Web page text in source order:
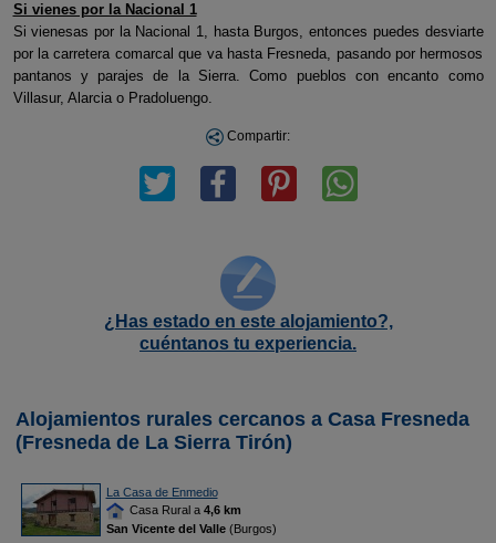
Si vienes por la Nacional 1
Si vienesas por la Nacional 1, hasta Burgos, entonces puedes desviarte
por la carretera comarcal que va hasta Fresneda, pasando por hermosos
pantanos y parajes de la Sierra. Como pueblos con encanto como
Villasur, Alarcia o Pradoluengo.
Compartir:
¿Has estado en este alojamiento?,
cuéntanos tu experiencia.
Alojamientos rurales cercanos a Casa Fresneda
(Fresneda de La Sierra Tirón)
La Casa de Enmedio
Casa Rural a 4,6 km
San Vicente del Valle(Burgos)